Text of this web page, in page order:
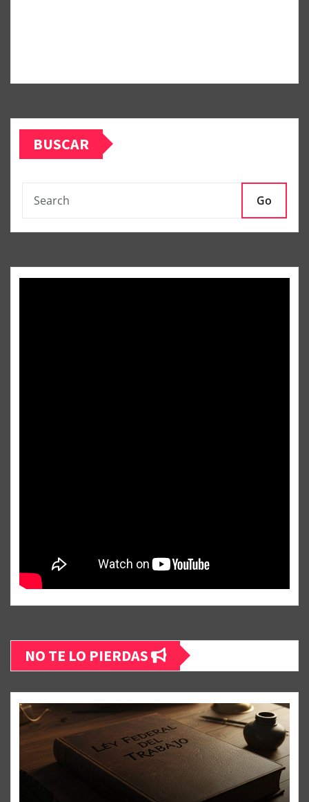
BUSCAR
Go
NO TE LO PIERDAS